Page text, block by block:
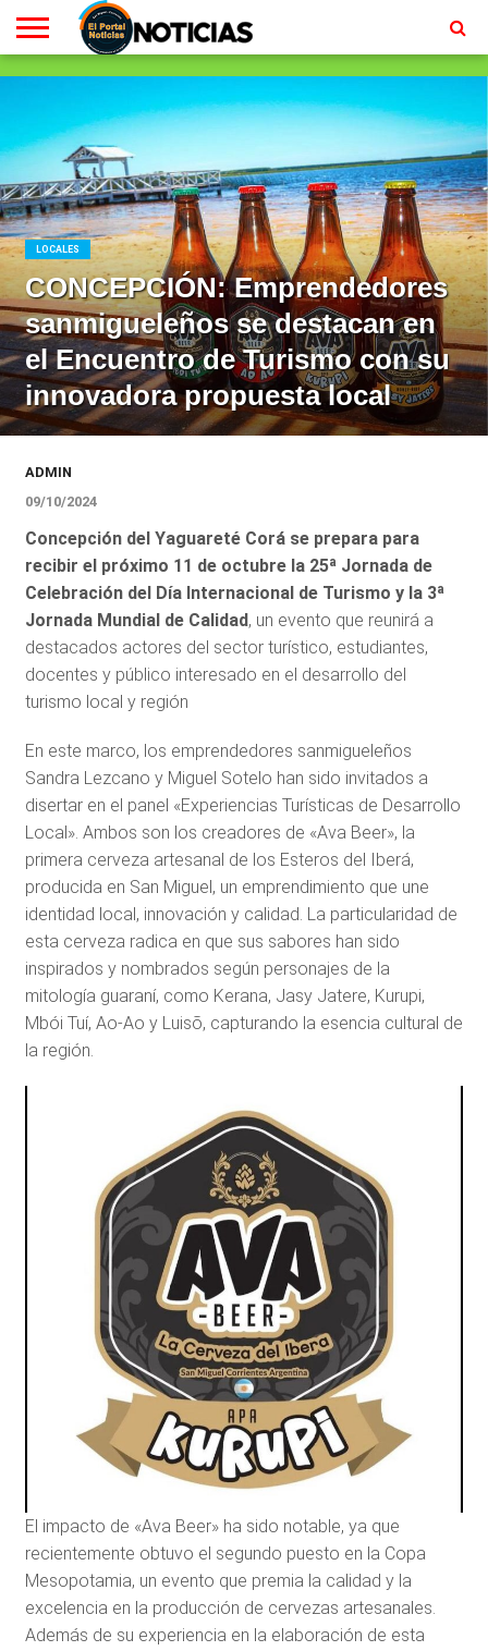
LOCALES
VIVO
LOCALES
CONCEPCIÓN: Emprendedores
sanmigueleños se destacan en
el Encuentro de Turismo con su
innovadora propuesta local
ADMIN
09/10/2024
Concepción del Yaguareté Corá se prepara para
recibir el próximo 11 de octubre la 25ª Jornada de
Celebración del Día Internacional de Turismo y la 3ª
Jornada Mundial de Calidad, un evento que reunirá a
destacados actores del sector turístico, estudiantes,
docentes y público interesado en el desarrollo del
turismo local y región
En este marco, los emprendedores sanmigueleños
Sandra Lezcano y Miguel Sotelo han sido invitados a
disertar en el panel «Experiencias Turísticas de Desarrollo
Local». Ambos son los creadores de «Ava Beer», la
primera cerveza artesanal de los Esteros del Iberá,
producida en San Miguel, un emprendimiento que une
identidad local, innovación y calidad. La particularidad de
esta cerveza radica en que sus sabores han sido
inspirados y nombrados según personajes de la
mitología guaraní, como Kerana, Jasy Jatere, Kurupi,
Mbói Tuí, Ao-Ao y Luisõ, capturando la esencia cultural de
la región.
El impacto de «Ava Beer» ha sido notable, ya que
recientemente obtuvo el segundo puesto en la Copa
Mesopotamia, un evento que premia la calidad y la
excelencia en la producción de cervezas artesanales.
Además de su experiencia en la elaboración de esta